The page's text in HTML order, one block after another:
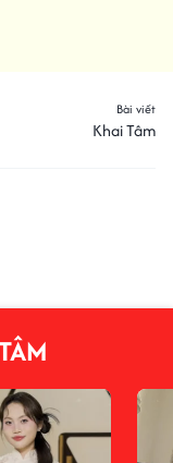
Bài viết
Khai Tâm